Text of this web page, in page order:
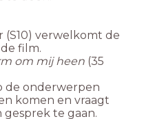
(S10) verwelkomt de
film.
om mij heen (35
de onderwerpen
komen en vraagt